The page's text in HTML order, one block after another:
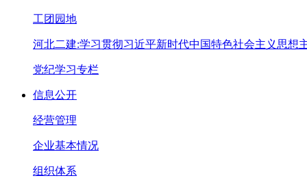
工团园地
河北二建:学习贯彻习近平新时代中国特色社会主义思想
党纪学习专栏
信息公开
经营管理
企业基本情况
组织体系